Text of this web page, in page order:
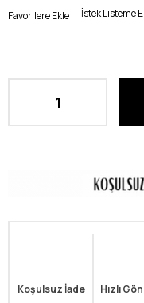
Favorilere Ekle İstek Listeme
Koşulsuz İade Hızlı